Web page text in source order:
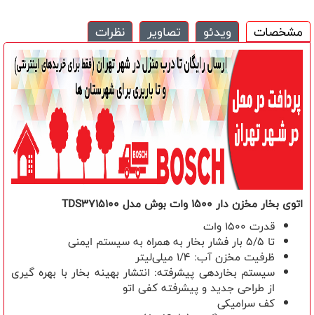
مشخصات ویدئو تصاویر نظرات
اتوی بخار مخزن دار 1500 وات بوش مدل TDS3715100
قدرت 1500 وات
تا 5/5 بار فشار بخار به همراه به سیستم ایمنی
ظرفیت مخزن آب: 1/4 میلی‌لیتر
سیستم بخاردهی پیشرفته: انتشار بهینه بخار با بهره گیری
از طراحی جدید و پیشرفته کفی اتو
کف سرامیکی